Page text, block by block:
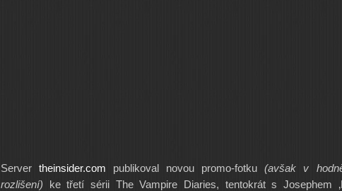
Server theinsider.com publikoval novou promo-fotku(avšak v
rozlišení) ke třetí sérii The Vampire Diaries, tentokrát s Josephem